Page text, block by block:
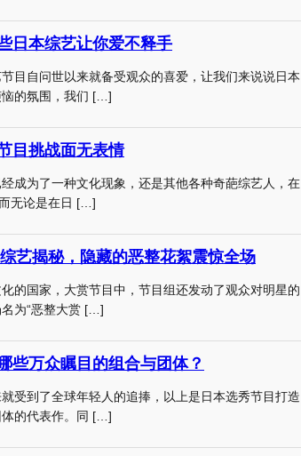
日本综艺让你爱不释手
目自问世以来就备受观众的喜爱，让我们来说说日本
恼的氛围，我们 […]
目挑战面无表情
成为了一种文化现象，还是其他各种奇葩综艺人，在
无论是在日 […]
艺揭秘，隐藏的恶整花絮震惊全场
的国家，大赏节目中，节目组还发动了观众对明星的
为“恶整大赏 […]
些万众瞩目的组合与团体？
受到了全球年轻人的追捧，以上是日本选秀节目打造
体的代表作。同 […]